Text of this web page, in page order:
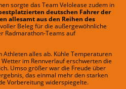
sorgte das Team Velolease zudem in
deutschen Fahrer der
allesamt aus den Reihen des
Beleg für die außergewöhnliche
Radmarathon-Teams auf
Athleten alles ab. Kühle Temperaturen
im Rennverlauf erschwerten die
Umso größer war die Freude über
das einmal mehr den starken
Vorbereitung widerspiegelte.